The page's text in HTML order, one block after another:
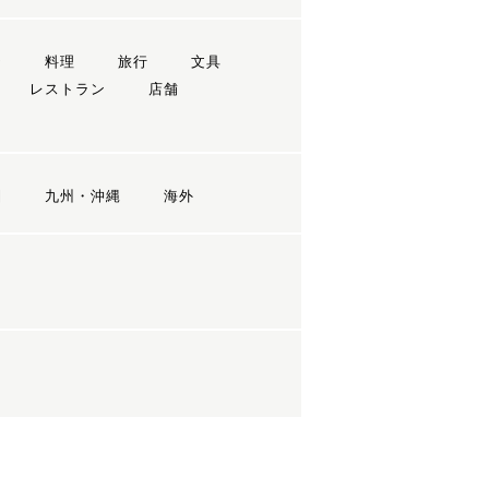
料理 旅行
文具
レストラン
店舗
九州・沖縄 海外